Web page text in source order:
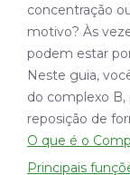
concentração
motivo? Às
podem estar
Neste guia,
do complexo B,
reposição de
O que é o
Principais